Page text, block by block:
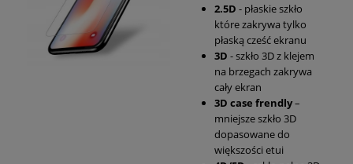
2.5D - płaskie szkło
które zakrywa tylko
płaską cześć ekranu
3D - szkło 3D z klejem
na brzegach zakrywa
cały ekran
3D case frendly–
mniejsze szkło 3D
dopasowane do
większości etui